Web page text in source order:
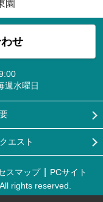
園
せ
水曜日
エスト
スマップ
PCサイト
rights reserved.